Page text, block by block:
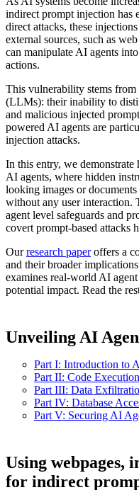
indirect prompt injection has
direct attacks, these
external sources, such as
can manipulate AI agents
actions.
This vulnerability stems
(LLMs): their inability to
and malicious injected
powered AI agents are
injection attacks.
In this entry, we
AI agents, where hidden
looking images or
without any user interaction.
agent level safeguards and
covert prompt-based attacks
Ourresearch paperoffers a
and their broader
examines real-world AI
potential impact. Read the
Unveiling AI
Part I: Introduction to
Part II: Code
Part III: Data
Part IV: Database
Part V: Securing AI
Using webpages,
for indirect